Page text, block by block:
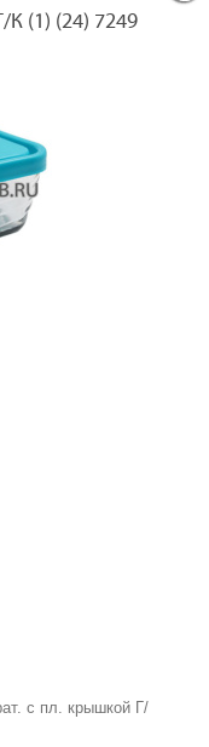
(1) (24) 7249
с пл. крышкой Г/